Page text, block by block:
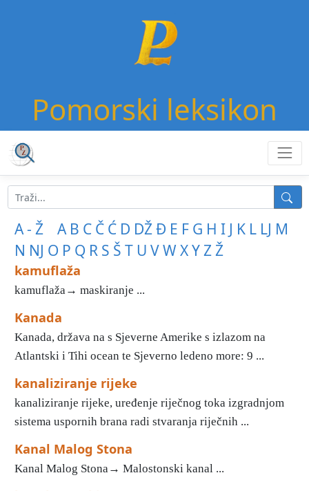
Pomorski leksikon
A - Ž A B C Č Ć D DŽĐ E F G H I J K L LJ M
N NJ O P Q R S Š T U VWXYZŽ
kamuflaža
kamuflaža→ maskiranje ...
Kanada
Kanada, država na s Sjeverne Amerike s izlazom na
Atlantski i Tihi ocean te Sjeverno ledeno more: 9 ...
kanaliziranje rijeke
kanaliziranje rijeke, uređenje riječnog toka izgradnjom
sistema uspornih brana radi stvaranja riječnih ...
Kanal Malog Stona
Kanal Malog Stona→ Malostonski kanal ...